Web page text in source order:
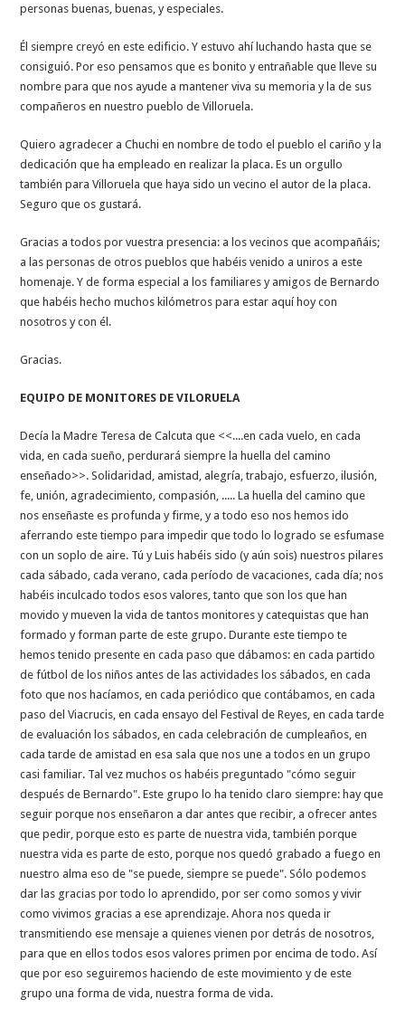
personas buenas, buenas, y especiales.
Él siempre creyó en este edificio. Y estuvo ahí luchando hasta que se
consiguió. Por eso pensamos que es bonito y entrañable que lleve su
nombre para que nos ayude a mantener viva su memoria y la de sus
compañeros en nuestro pueblo de Villoruela.
Quiero agradecer a Chuchi en nombre de todo el pueblo el cariño y la
dedicación que ha empleado en realizar la placa. Es un orgullo
también para Villoruela que haya sido un vecino el autor de la placa.
Seguro que os gustará.
Gracias a todos por vuestra presencia: a los vecinos que acompañáis;
a las personas de otros pueblos que habéis venido a uniros a este
homenaje. Y de forma especial a los familiares y amigos de Bernardo
que habéis hecho muchos kilómetros para estar aquí hoy con
nosotros y con él.
Gracias.
EQUIPO DE MONITORES DE VILORUELA
Decía la Madre Teresa de Calcuta que <<....en cada vuelo, en cada
vida, en cada sueño, perdurará siempre la huella del camino
enseñado>>. Solidaridad, amistad, alegría, trabajo, esfuerzo, ilusión,
fe, unión, agradecimiento, compasión, ..... La huella del camino que
nos enseñaste es profunda y firme, y a todo eso nos hemos ido
aferrando este tiempo para impedir que todo lo logrado se esfumase
con un soplo de aire. Tú y Luis habéis sido (y aún sois) nuestros pilares
cada sábado, cada verano, cada período de vacaciones, cada día; nos
habéis inculcado todos esos valores, tanto que son los que han
movido y mueven la vida de tantos monitores y catequistas que han
formado y forman parte de este grupo. Durante este tiempo te
hemos tenido presente en cada paso que dábamos: en cada partido
de fútbol de los niños antes de las actividades los sábados, en cada
foto que nos hacíamos, en cada periódico que contábamos, en cada
paso del Viacrucis, en cada ensayo del Festival de Reyes, en cada tarde
de evaluación los sábados, en cada celebración de cumpleaños, en
cada tarde de amistad en esa sala que nos une a todos en un grupo
casi familiar. Tal vez muchos os habéis preguntado "cómo seguir
después de Bernardo". Este grupo lo ha tenido claro siempre: hay que
seguir porque nos enseñaron a dar antes que recibir, a ofrecer antes
que pedir, porque esto es parte de nuestra vida, también porque
nuestra vida es parte de esto, porque nos quedó grabado a fuego en
nuestro alma eso de "se puede, siempre se puede". Sólo podemos
dar las gracias por todo lo aprendido, por ser como somos y vivir
como vivimos gracias a ese aprendizaje. Ahora nos queda ir
transmitiendo ese mensaje a quienes vienen por detrás de nosotros,
para que en ellos todos esos valores primen por encima de todo. Así
que por eso seguiremos haciendo de este movimiento y de este
grupo una forma de vida, nuestra forma de vida.